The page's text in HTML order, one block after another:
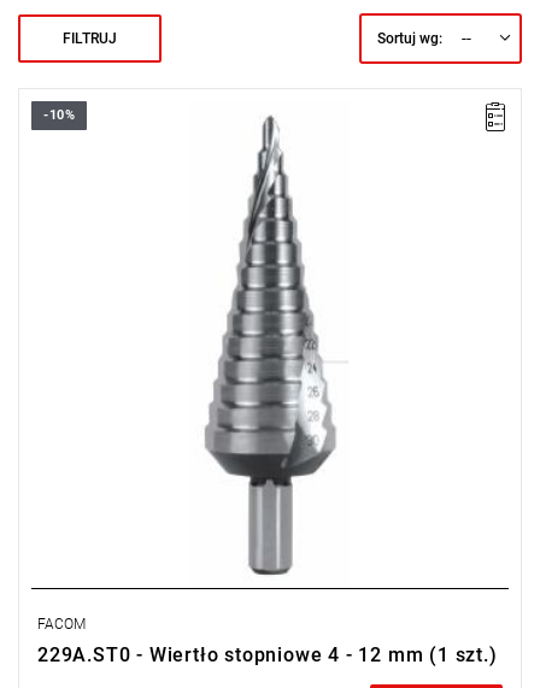
FILTRUJ Sortuj wg: --
Długość: 65 mm,
-10%
FACOM
229A.ST0 - Wiertło stopniowe 4 - 12 mm (1 szt.)